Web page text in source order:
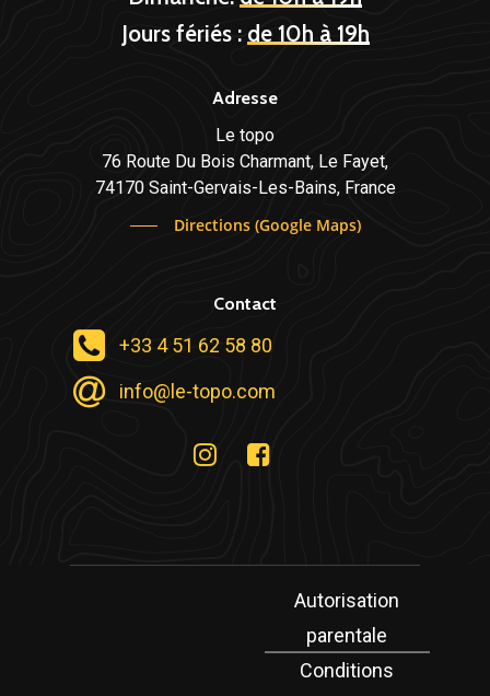
Jours fériés : de 10h à 19h
Adresse
Le topo
76 Route Du Bois Charmant, Le Fayet,
74170 Saint-Gervais-Les-Bains, France
Directions (Google Maps)
Contact
+33 4 51 62 58 80
info@le-topo.com
Autorisation
parentale
Conditions